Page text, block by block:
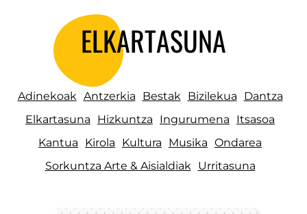
ELKARTASUNA
Adinekoak Antzerkia Bestak Bizilekua
Dantza
Elkartasuna
Hizkuntza Ingurumena
Itsasoa
Kantua
Kirola Kultura Musika Ondarea
Sorkuntza Arte & Aisialdiak
Urritasuna